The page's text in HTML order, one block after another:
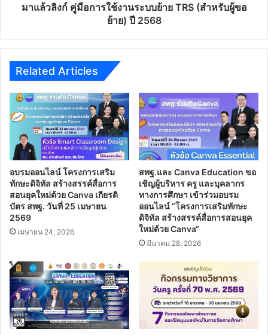
TRS
2568
มาแล้วลิงก์ คู่มือการใช้งานระบบย้าย TRS (สำหรับผู้ขอ
ย้าย) ปี 2568
Related Articles
อบรมออนไลน์ โครงการเสริม
ทักษะดิจิทัล สร้างสรรค์สื่อการ
สอนยุคใหม่ด้วย Canva เกียรติ
บัตร สพฐ. วันที่ 25 เมษายน
2569
เมษายน 24, 2026
สพฐ.และ Canva Education ขอ
เชิญผู้บริหาร ครู และบุคลากร
ทางการศึกษา เข้าร่วมอบรม
ออนไลน์ “โครงการเสริมทักษะ
ดิจิทัล สร้างสรรค์สื่อการสอนยุค
ใหม่ด้วย Canva“
มีนาคม 28, 2026